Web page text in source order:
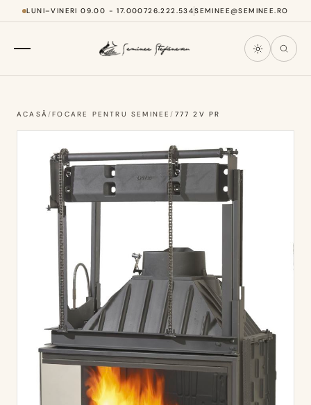
LUNI–VINERI 09.00 - 17.000726.222.534SEMINEE@SEMINEE.RO
ACASĂ/FOCARE PENTRU SEMINEE/ 777 2V PR